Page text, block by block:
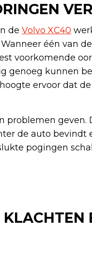
de Volvo XC40
één van
voorkomende
genoeg kunnen
ervoor dat
problemen geven.
de auto
pogingen